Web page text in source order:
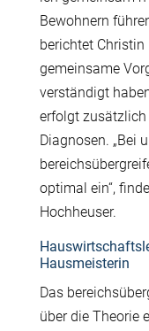
Bewohnern
berichtet
gemeinsame
verständigt
erfolgt zusätzlich
Diagnosen. „Bei
optimal ein“,
Hochheuser.
Hausmeisterin
Das
über die Theorie